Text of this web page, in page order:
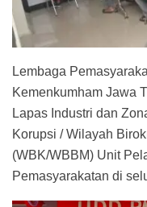
Lembaga
Kemenkumham Jawa
Lapas Industri dan
Korupsi / Wilayah
(WBK/WBBM) Unit
Pemasyarakatan di